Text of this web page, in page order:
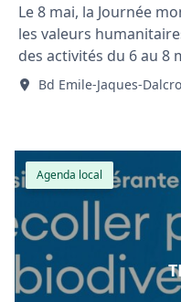
Le 8 mai, la Journée
les valeurs
des activités du 6 au 8
Bd Emile-Jaques-
Agenda local